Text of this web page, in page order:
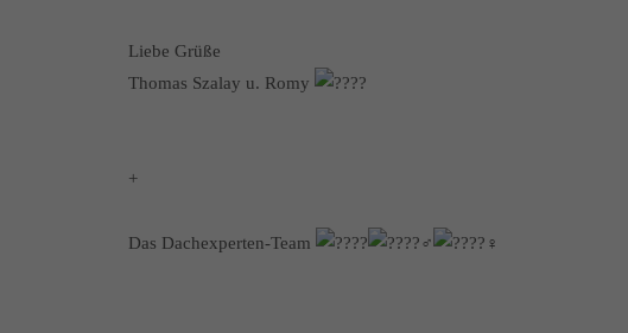
Liebe Grüße
Thomas Szalay u. Romy
+
Das Dachexperten-Team